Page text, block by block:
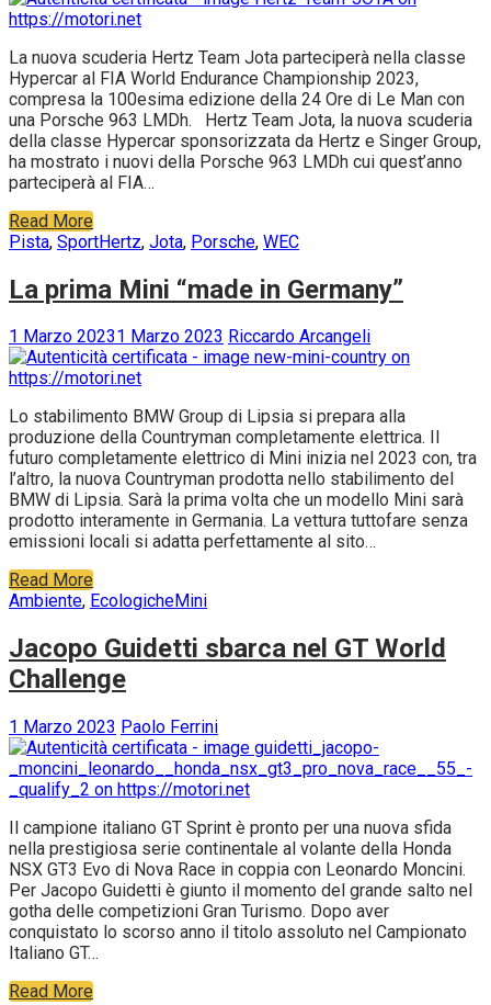
La nuova scuderia Hertz Team Jota parteciperà nella classe
Hypercar al FIA World Endurance Championship 2023,
compresa la 100esima edizione della 24 Ore di Le Man con
una Porsche 963 LMDh. Hertz Team Jota, la nuova scuderia
della classe Hypercar sponsorizzata da Hertz e Singer Group,
ha mostrato i nuovi della Porsche 963 LMDh cui quest’anno
parteciperà al FIA…
Read More
Pista, SportHertz, Jota, Porsche, WEC
La prima Mini “made in Germany”
1 Marzo 20231 Marzo 2023 Riccardo Arcangeli
Lo stabilimento BMW Group di Lipsia si prepara alla
produzione della Countryman completamente elettrica. Il
futuro completamente elettrico di Mini inizia nel 2023 con, tra
l’altro, la nuova Countryman prodotta nello stabilimento del
BMW di Lipsia. Sarà la prima volta che un modello Mini sarà
prodotto interamente in Germania. La vettura tuttofare senza
emissioni locali si adatta perfettamente al sito…
Read More
Ambiente, EcologicheMini
Jacopo Guidetti sbarca nel GT World
Challenge
1 Marzo 2023 Paolo Ferrini
Il campione italiano GT Sprint è pronto per una nuova sfida
nella prestigiosa serie continentale al volante della Honda
NSX GT3 Evo di Nova Race in coppia con Leonardo Moncini.
Per Jacopo Guidetti è giunto il momento del grande salto nel
gotha delle competizioni Gran Turismo. Dopo aver
conquistato lo scorso anno il titolo assoluto nel Campionato
Italiano GT…
Read More